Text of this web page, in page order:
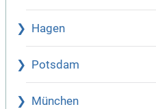
Hagen
Potsdam
München